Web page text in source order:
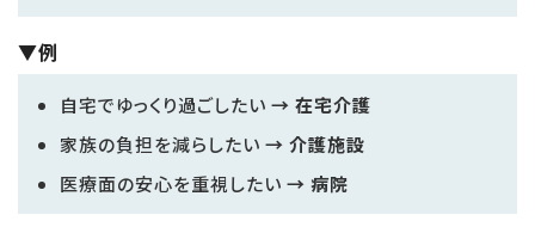
▼例
自宅でゆっくり過ごしたい → 在宅介護
家族の負担を減らしたい → 介護施設
医療面の安心を重視したい → 病院